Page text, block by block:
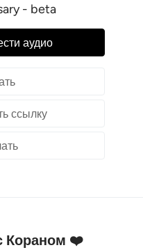
- beta
аудио
ссылку
Кораном ❤️